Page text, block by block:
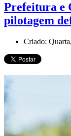
Prefeitura e
pilotagem
Criado: